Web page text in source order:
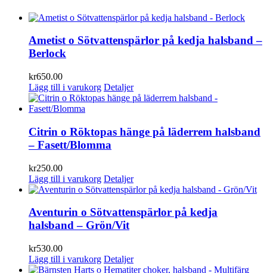
Ametist o Sötvattenspärlor på kedja halsband –
Berlock
kr650.00
Lägg till i varukorg Detaljer
Citrin o Röktopas hänge på läderrem halsband
– Fasett/Blomma
kr250.00
Lägg till i varukorg Detaljer
Aventurin o Sötvattenspärlor på kedja
halsband – Grön/Vit
kr530.00
Lägg till i varukorg Detaljer